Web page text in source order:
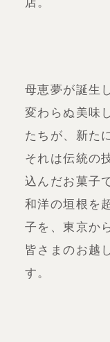
店。
母恵夢が誕生
変わらぬ美味
たちが、新た
それは伝統の
込んだお菓子
和洋の垣根を
子を、東京か
皆さまのお越
す。